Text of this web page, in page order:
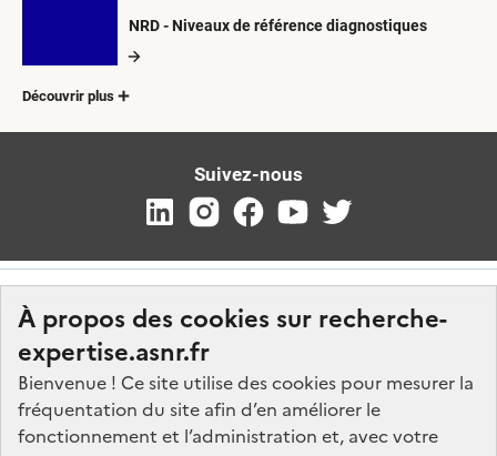
À propos des cookies sur recherche-
expertise.asnr.fr
Bienvenue ! Ce site utilise des cookies pour mesurer la
fréquentation du site afin d’en améliorer le
fonctionnement et l’administration et, avec votre
NRD - Niveaux de référence diagnostiques
Découvrir plus
Suivez-nous
Nos marchés